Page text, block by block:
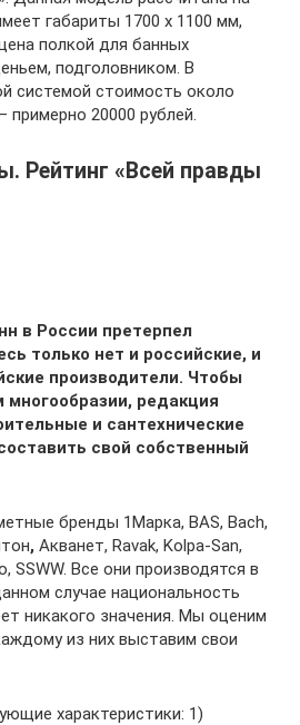
габариты 1700 x 1100 мм,
полкой для банных
подголовником. В
системой стоимость около
примерно 20000 рублей.
Рейтинг «Всей правды
в России претерпел
только нет и российские, и
производители. Чтобы
многообразии, редакция
и сантехнические
свой собственный
бренды 1Марка, BAS, Bach,
, Акванет, Ravak, Kolpa-San,
SSWW. Все они производятся в
случае национальность
никакого значения. Мы оценим
из них выставим свои
характеристики: 1)